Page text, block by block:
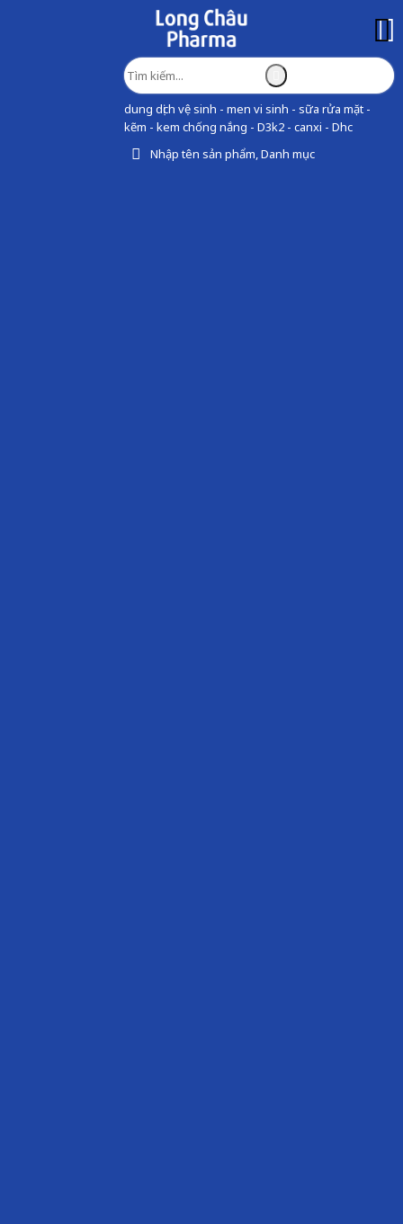
dung dịch vệ sinh - men vi sinh - sữa rửa mặt -
kẽm - kem chống nắng - D3k2 - canxi - Dhc
Nhập tên sản phẩm, Danh mục